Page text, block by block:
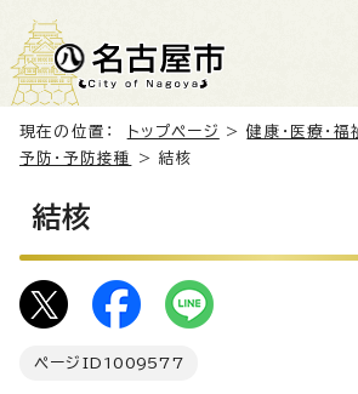
現在の位置： トップページ >健康・医療・福
予防・予防接種
> 結核
結核
ページID 1009577